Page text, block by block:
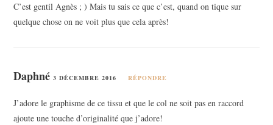
C’est gentil Agnès ; ) Mais tu sais ce que c’est, quand on tique sur
quelque chose on ne voit plus que cela après!
Daphné 3 DÉCEMBRE 2016 RÉPONDRE
J’adore le graphisme de ce tissu et que le col ne soit pas en raccord
ajoute une touche d’originalité que j’adore!